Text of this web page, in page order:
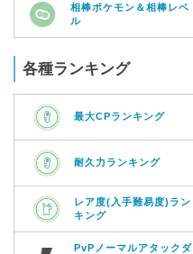
相棒ポケモン＆相棒レベ
ル
各種ランキング
最大CPランキング
耐久力ランキング
レア度(入手難易度)ラン
キング
PvPノーマルアタックダ